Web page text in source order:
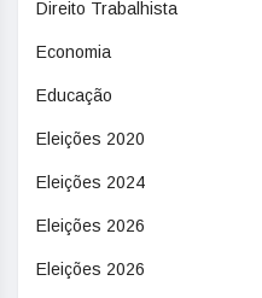
Direito Trabalhista
Economia
Educação
Eleições 2020
Eleições 2024
Eleições 2026
Eleições 2026